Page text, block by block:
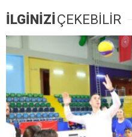
İLGİNİZİÇEKEBİLİR